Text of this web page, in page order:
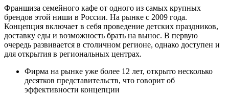
Франшиза семейного кафе от одного из самых крупных
брендов этой ниши в России. На рынке с 2009 года.
Концепция включает в себя проведение детских праздников,
доставку еды и возможность брать на вынос. В первую
очередь развивается в столичном регионе, однако доступен и
для открытия в региональных центрах.
Фирма на рынке уже более 12 лет, открыто несколько
десятков представительств, что говорит об
эффективности концепции